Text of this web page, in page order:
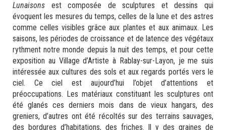
Lunaisons est composée de sculptures et dessins qui
évoquent les mesures du temps, celles de la lune et des astres
comme celles visibles grâce aux plantes et aux animaux. Les
saisons, les périodes de croissance et de latence des végétaux
rythment notre monde depuis la nuit des temps, et pour cette
exposition au Village d’Artiste à Rablay-sur-Layon, je me suis
intéressée aux cultures des sols et aux regards portés vers le
ciel. Ce ciel est aujourd’hui l’objet d’attentions et
préoccupations. Les matériaux constituant les sculptures ont
été glanés ces derniers mois dans de vieux hangars, des
greniers, d’autres ont été récoltés sur des terrains sauvages,
des bordures d’habitations, des friches. Il y des graines de